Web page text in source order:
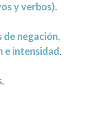
y verbos).
de negación,
e intensidad.
.